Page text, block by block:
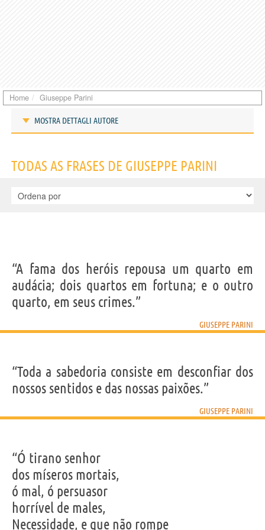
Home Giuseppe Parini
MOSTRA DETTAGLI AUTORE
IDENTIKIT E DADOS PESSOAIS
Nome
Giuseppe
Sobrenome Parini
Nascido 23 Maio 1729 em Bosisio, LC
Falecido 15 Agosto 1799 em Milano
Profissão poeta,tradutor
Frases, citações e aforismos de Giuseppe Parini
3EM PORTUGUÊS
TODAS AS FRASES DE GIUSEPPE PARINI
“A fama dos heróis repousa um quarto em
audácia; dois quartos em fortuna; e o outro
quarto, em seus crimes.”
GIUSEPPE PARINI
“Toda a sabedoria consiste em desconfiar dos
nossos sentidos e das nossas paixões.”
GIUSEPPE PARINI
“Ó tirano senhor
dos míseros mortais,
ó mal, ó persuasor
horrível de males,
Necessidade, e que não rompe